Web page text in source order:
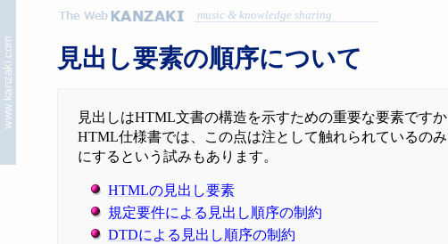
music & knowledge sharing
見出し要素の順序について
見出しはHTML文書の構造を示すための重要な要素です
HTML仕様書では、この点は注として触れられているの
にするという試みもあります。
HTMLの見出し要素
規定要件による見出し順序の制約
DTDによる見出し順序の制約